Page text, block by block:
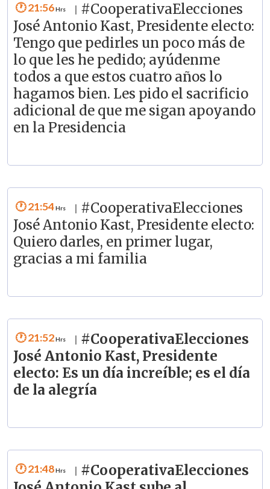
21:56
#CooperativaElecciones
José Antonio Kast, Presidente electo:
Tengo que pedirles un poco más de
lo que les he pedido; ayúdenme
todos a que estos cuatro años lo
hagamos bien. Les pido el sacrificio
adicional de que me sigan apoyando
en la Presidencia
21:54
#CooperativaElecciones
José Antonio Kast, Presidente electo:
Quiero darles, en primer lugar,
gracias a mi familia
21:52
#CooperativaElecciones
José Antonio Kast, Presidente
electo: Es un día increíble; es el día
de la alegría
21:48
#CooperativaElecciones